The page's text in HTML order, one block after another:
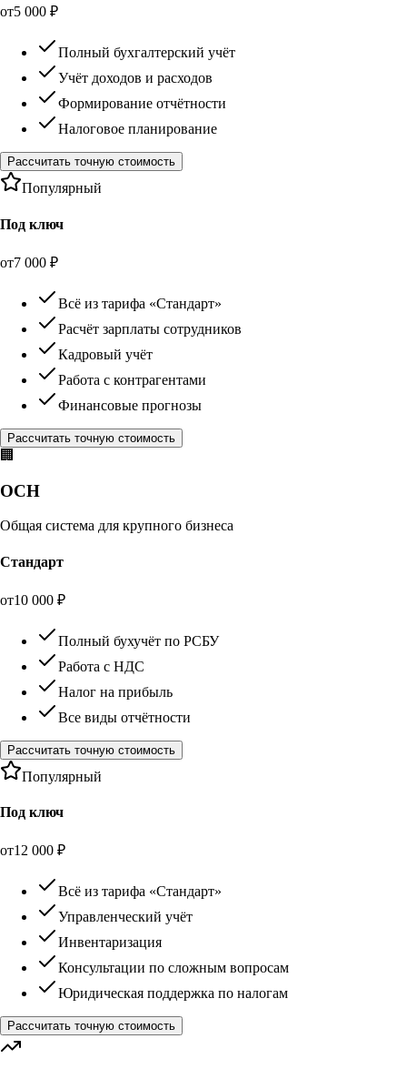
от5 000 ₽
Полный бухгалтерский учёт
Учёт доходов и расходов
Формирование отчётности
Налоговое планирование
Рассчитать точную стоимость
Популярный
Под ключ
от7 000 ₽
Всё из тарифа «Стандарт»
Расчёт зарплаты сотрудников
Кадровый учёт
Работа с контрагентами
Финансовые прогнозы
Рассчитать точную стоимость
🏢
ОСН
Общая система для крупного бизнеса
Стандарт
от10 000 ₽
Полный бухучёт по РСБУ
Работа с НДС
Налог на прибыль
Все виды отчётности
Рассчитать точную стоимость
Популярный
Под ключ
от12 000 ₽
Всё из тарифа «Стандарт»
Управленческий учёт
Инвентаризация
Консультации по сложным вопросам
Юридическая поддержка по налогам
Рассчитать точную стоимость